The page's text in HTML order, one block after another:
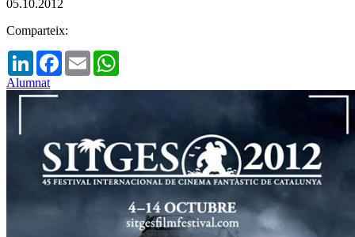
05.10.2012
Comparteix:
LinkedInFacebook
Email
Alumnat